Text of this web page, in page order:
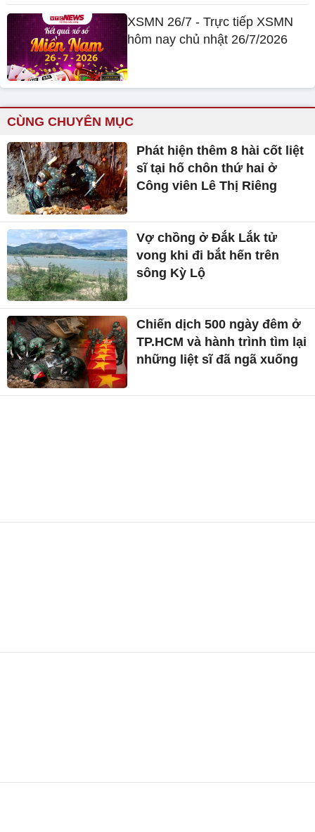
XSMN 26/7 - Trực tiếp XSMN
hôm nay chủ nhật 26/7/2026
CÙNG CHUYÊN MỤC
Phát hiện thêm 8 hài cốt liệt
sĩ tại hố chôn thứ hai ở
Công viên Lê Thị Riêng
Vợ chồng ở Đắk Lắk tử
vong khi đi bắt hến trên
sông Kỳ Lộ
Chiến dịch 500 ngày đêm ở
TP.HCM và hành trình tìm lại
những liệt sĩ đã ngã xuống